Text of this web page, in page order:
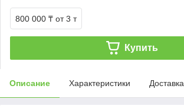
800 000 ₸ от 3 т
Купить
Описание Характеристики Доставка